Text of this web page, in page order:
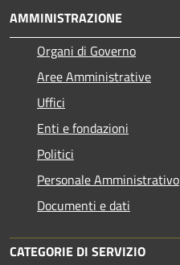
AMMINISTRAZIONE
Organi di Governo
Aree Amministrative
Uffici
Enti e fondazioni
Politici
Personale Amministrativo
Documenti e dati
CATEGORIE DI SERVIZIO